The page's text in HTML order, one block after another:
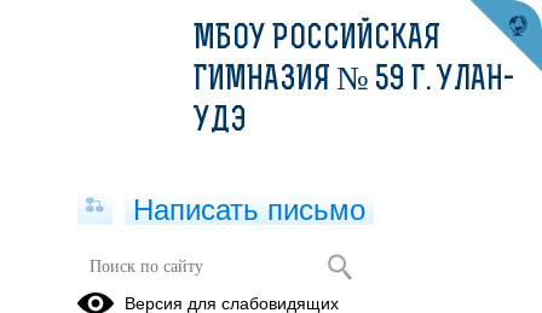
Классный час по итогам I четверти
МБОУ РОССИЙСКАЯ
ГИМНАЗИЯ № 59 Г. УЛАН-
УДЭ
Написать письмо
Версия для слабовидящих